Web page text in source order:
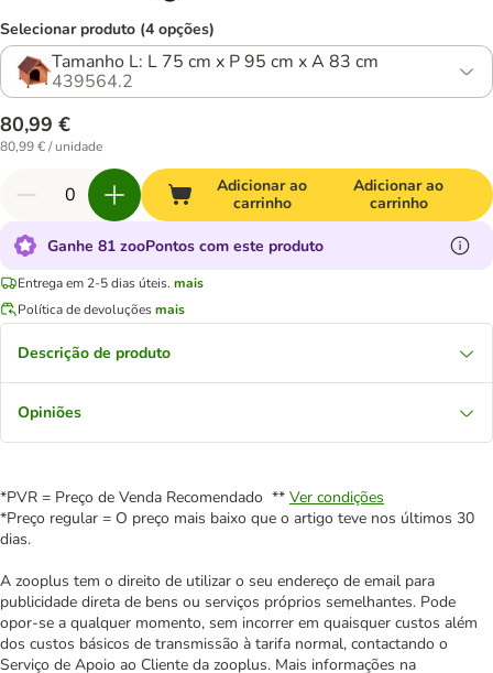
Selecionar produto (4 opções)
Tamanho L: L 75 cm x P 95 cm x A 83 cm
439564.2
80,99 €
80,99 € / unidade
Adicionar ao
carrinho
Adicionar ao
carrinho
Ganhe 81 zooPontos com este produto
Entrega em 2-5 dias úteis. mais
Política de devoluçõesmais
Descrição de produto
Opiniões
*PVR = Preço de Venda Recomendado ** Ver condições
*Preço regular = O preço mais baixo que o artigo teve nos últimos 30
dias.
A zooplus tem o direito de utilizar o seu endereço de email para
publicidade direta de bens ou serviços próprios semelhantes. Pode
opor-se a qualquer momento, sem incorrer em quaisquer custos além
dos custos básicos de transmissão à tarifa normal, contactando o
Serviço de Apoio ao Cliente da zooplus. Mais informações na